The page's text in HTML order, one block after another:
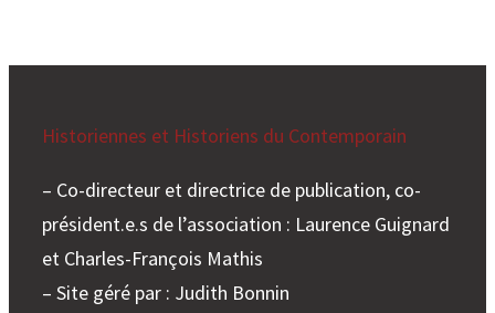
Historiennes et Historiens du Contemporain
– Co-directeur et directrice de publication, co-
président.e.s de l’association : Laurence Guignard
et Charles-François Mathis
– Site géré par : Judith Bonnin